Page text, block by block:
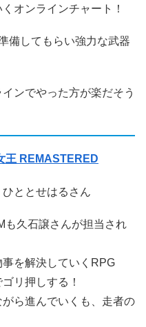
オンラインチャート！
備してもらい強力な武器
ンでやった方が楽だそう
王 REMASTERED
ととせはるさん
も久石譲さんが担当され
を解決していくRPG
リ押しする！
ら進んでいくも、走者の